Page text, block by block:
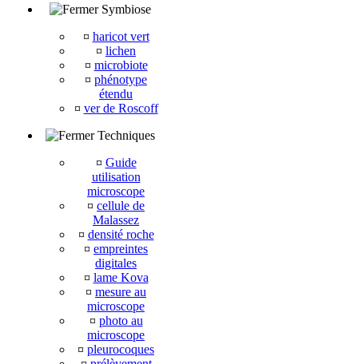
Symbiose
¤ haricot vert
¤ lichen
¤ microbiote
¤ phénotype
étendu
¤ ver de Roscoff
Techniques
¤ Guide
utilisation
microscope
¤ cellule de
Malassez
¤ densité roche
¤ empreintes
digitales
¤ lame Kova
¤ mesure au
microscope
¤ photo au
microscope
¤ pleurocoques